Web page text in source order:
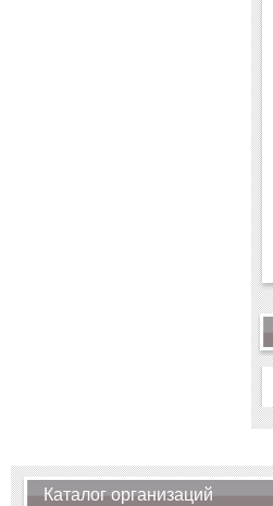
Каталог организаций